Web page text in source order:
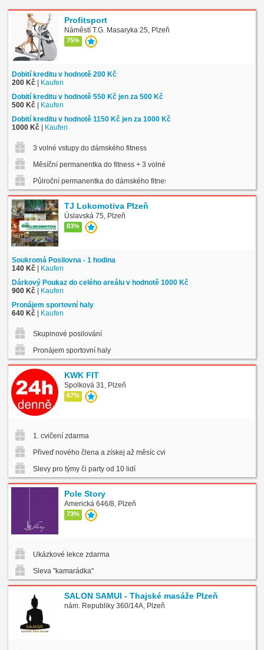
Profitsport
Náměstí T.G. Masaryka 25, Plzeň
75%
Dobití kreditu v hodnotě 200 Kč
200 Kč | Kaufen
Dobití kreditu v hodnotě 550 Kč jen za 500 Kč
500 Kč | Kaufen
Dobití kreditu v hodnotě 1150 Kč jen za 1000 Kč
1000 Kč | Kaufen
3 volné vstupy do dámského fitness
Měsíční permanentka do fitness + 3 volné vstupy na skup. lekce
Půlroční permanentka do dámského fitness
TJ Lokomotiva Plzeň
Úslavská 75, Plzeň
83%
Soukromá Posilovna - 1 hodina
140 Kč | Kaufen
Dárkový Poukaz do celého areálu v hodnotě 1000 Kč
900 Kč | Kaufen
Pronájem sportovní haly
640 Kč | Kaufen
Skupinové posilování
Pronájem sportovní haly
KWK FIT
Spolková 31, Plzeň
67%
1. cvičení zdarma
Přiveď nového člena a získej až měsíc cvičení zdarma
Slevy pro týmy či party od 10 lidí
Pole Story
Americká 646/8, Plzeň
73%
Ukázkové lekce zdarma
Sleva "kamarádka"
SALON SAMUI - Thajské masáže Plzeň
nám. Republiky 360/14A, Plzeň